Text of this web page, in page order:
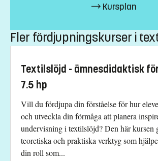
Kursplan
Fler fördjupningskurser i
Textilslöjd - ämnesdidaktisk
7.5 hp
Vill du fördjupa din förståelse för hur
och utveckla din förmåga att planera
undervisning i textilslöjd? Den här kursen
teoretiska och praktiska verktyg som
din roll som...